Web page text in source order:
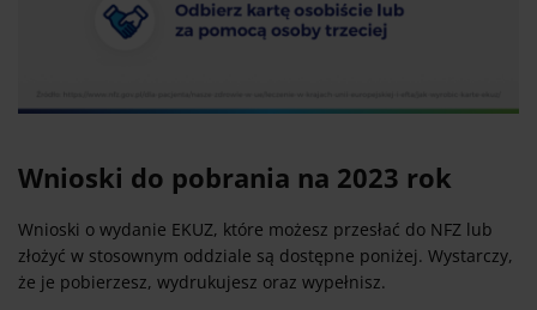
Wnioski do pobrania na 2023 rok
Wnioski o wydanie EKUZ, które możesz przesłać do NFZ lub
złożyć w stosownym oddziale są dostępne poniżej. Wystarczy,
że je pobierzesz, wydrukujesz oraz wypełnisz.